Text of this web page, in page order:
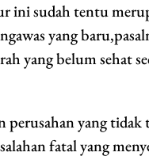
ini sudah tentu
yang
yang belum sehat
perusahan yang
fatal yang